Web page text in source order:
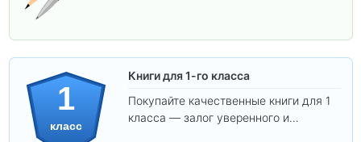
1
класс
Книги для 1-го класса
Покупайте качественные книги для 1
класса — залог уверенного и